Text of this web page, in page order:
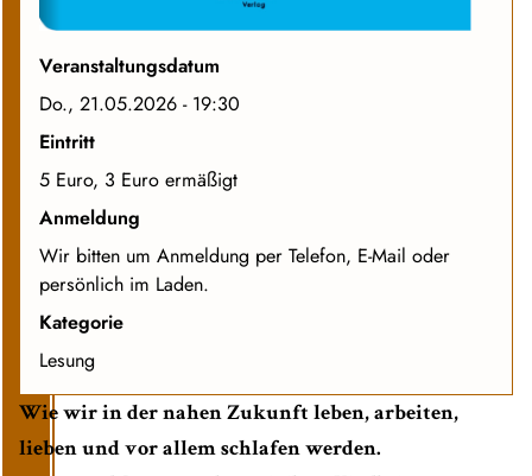
Veranstaltungsdatum
Do., 21.05.2026 - 19:30
Eintritt
5 Euro, 3 Euro ermäßigt
Anmeldung
Wir bitten um Anmeldung per Telefon, E-Mail oder
persönlich im Laden.
Kategorie
Lesung
Wie wir in der nahen Zukunft leben, arbeiten,
lieben und vor allem schlafen werden.